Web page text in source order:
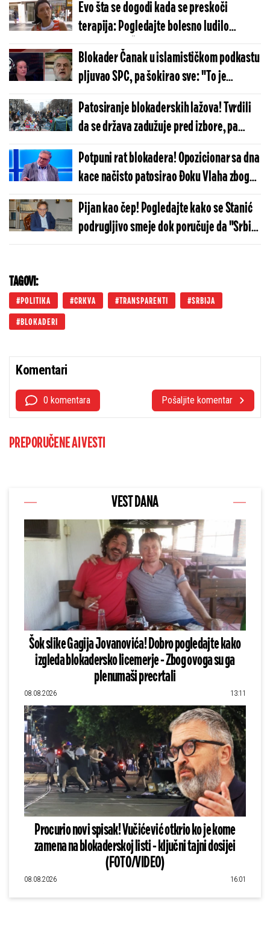
precrtali
Evo šta se dogodi kada se preskoči
terapija: Pogledajte bolesno ludilo
blokadera - Šetaju gradom, spopadaju
narod i vrište: "Ti si Vučićev klon!"
(VIDEO)
Blokader Čanak u islamističkom podkastu
pljuvao SPC, pa šokirao sve: "To je
zločinačka organizacija, a Porfirije je...
(VIDEO)
Patosiranje blokaderskih lažova! Tvrdili
da se država zadužuje pred izbore, pa
dobili hladan tuš (VIDEO)
Potpuni rat blokadera! Opozicionar sa dna
kace načisto patosirao Đoku Vlaha zbog
lažnog istraživanja, tvrdi da radi za vlast
Pijan kao čep! Pogledajte kako se Stanić
podrugljivo smeje dok poručuje da "Srbi
mogu i da nestanu" (FOTO/VIDEO)
TAGOVI:
POLITIKA CRKVA TRANSPARENTI SRBIJA
BLOKADERI
Komentari
0 komentara Pošaljite komentar
PREPORUČENE AI VESTI
VEST DANA
Šok slike Gagija Jovanovića! Dobro pogledajte kako
izgleda blokadersko licemerje - Zbog ovoga su ga
plenumaši precrtali
08.08.2026 13:11
Procurio novi spisak! Vučićević otkrio ko je kome
zamena na blokaderskoj listi - ključni tajni dosijei
(FOTO/VIDEO)
08.08.2026 16:01